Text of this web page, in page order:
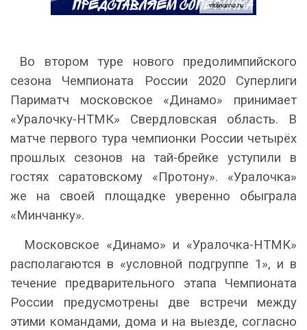
Во втором туре нового предолимпийского
сезона Чемпионата России 2020 Суперлиги
Париматч московское «Динамо» принимает
«Уралочку-НТМК» Свердловская область. В
матче первого тура чемпионки России четырёх
прошлых сезонов на тай-брейке уступили в
гостях саратовскому «Протону». «Уралочка»
же на своей площадке уверенно обыграла
«Минчанку».
Московское «Динамо» и «Уралочка-НТМК»
располагаются в «условной подгруппе 1», и в
течение предварительного этапа Чемпионата
России предусмотрены две встречи между
этими командами, дома и на выезде, согласно